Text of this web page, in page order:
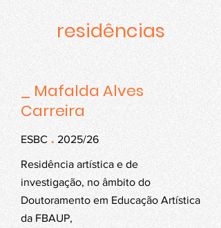
residências
_ Mafalda Alves
Carreira
ESBC . 2025/26
Residência artística e de
investigação, no âmbito do
Doutoramento em Educação Artística
da FBAUP,